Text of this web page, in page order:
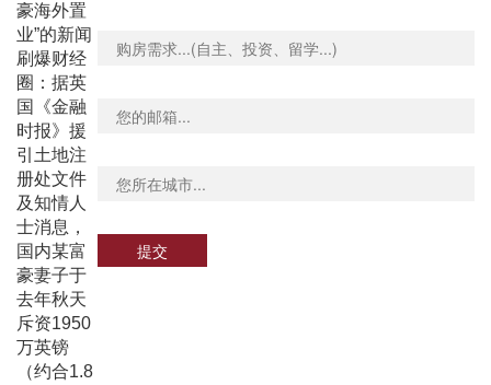
豪海外置
业”的新闻
刷爆财经
圈：据英
国《金融
时报》援
引土地注
册处文件
及知情人
士消息，
国内某富
豪妻子于
去年秋天
斥资1950
万英镑
（约合1.8
提交